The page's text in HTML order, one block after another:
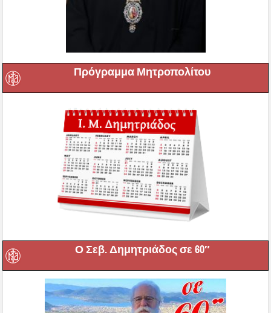
Πρόγραμμα Μητροπολίτου
Ο Σεβ. Δημητριάδος σε 60″